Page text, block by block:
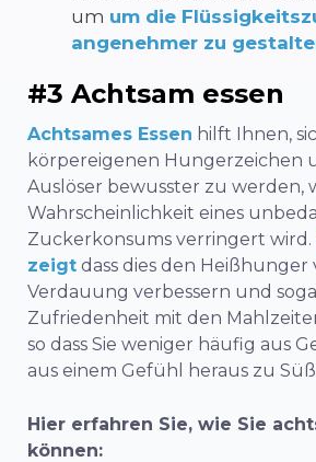
um um die
angenehmer zu
#3 Achtsam essen
Achtsames Essen hilft Ihnen,
körpereigenen Hungerzeichen
Auslöser bewusster zu werden,
Wahrscheinlichkeit eines
Zuckerkonsums verringert wird.
zeigt dass dies den Heißhunger
Verdauung verbessern und
Zufriedenheit mit den
so dass Sie weniger häufig aus
aus einem Gefühl heraus zu
Hier erfahren Sie, wie Sie
können: